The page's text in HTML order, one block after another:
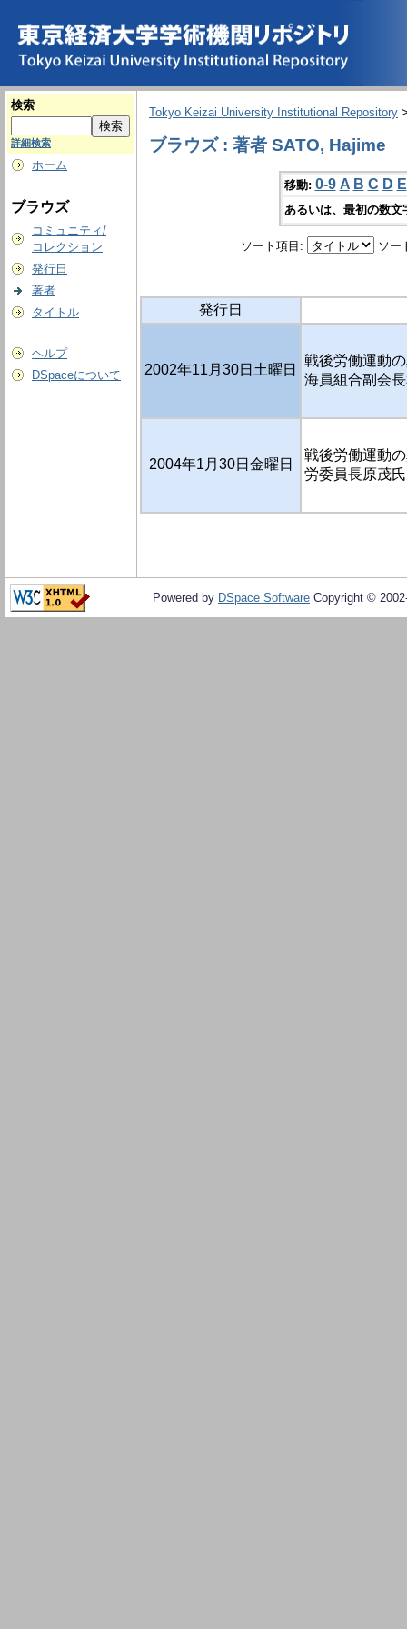
検索
詳細検索
ホーム
ブラウズ
コミュニティ/
コレクション
発行日
著者
タイトル
ヘルプ
DSpaceについて
Tokyo Keizai University Institutional Repository
ブラウズ : 著者 SATO, Hajime
移動: 0-9 A B C D E
あるいは、最初の数
ソート項目: ソー
発行日
2002年11月30日土曜日
戦後労働運動
海員組合副会
2004年1月30日金曜日
戦後労働運動
労委員長原茂
Powered by DSpace Software Copyright ©